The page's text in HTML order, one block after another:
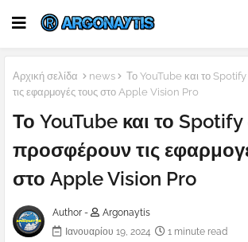
Αρχική σελίδα news
Το YouTube και το
τις εφαρμογές τους στο Apple Vision Pro
Το YouTube και το Spotify
προσφέρουν τις
στο Apple Vision Pro
Author -
Argonaytis
Ιανουαρίου 19, 2024
1 minute read